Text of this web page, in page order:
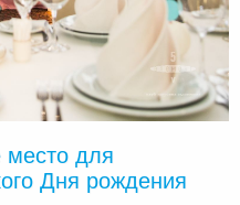
для
Дня рождения